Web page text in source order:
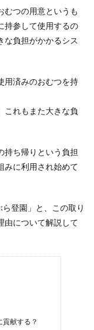
むつの用意というも
持参して使用するの
な負担がかかるシス
用済みのおむつを持
これもまた大きな負
持ち帰りという負担
みに利用され始めて
登園」と、この取り
由について解説して
献する？